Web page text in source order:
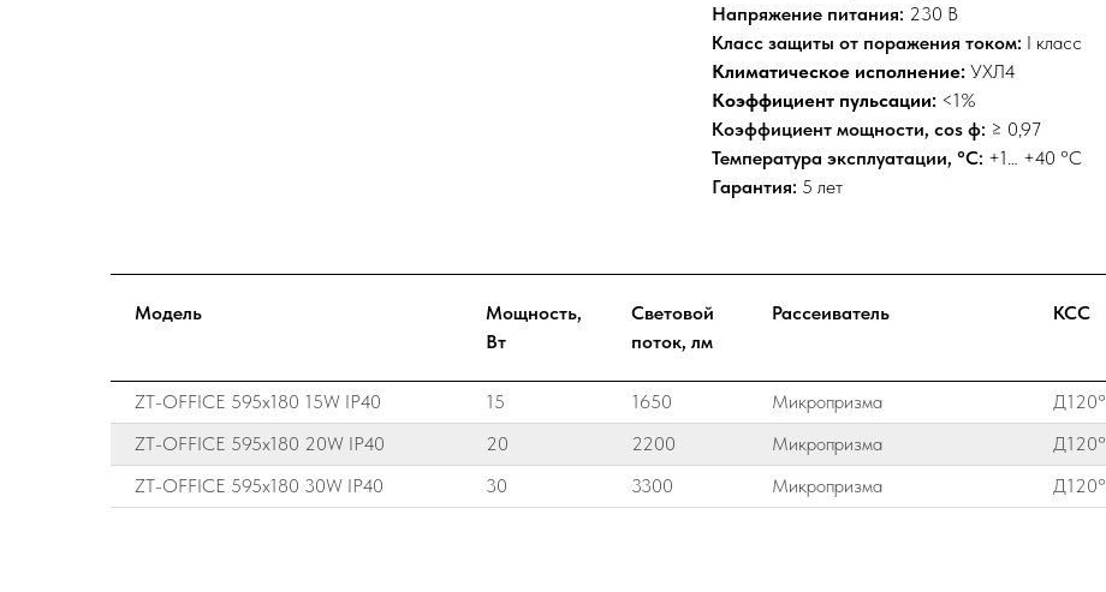
Напряжение питания: 230 В
Класс защиты от поражения током: I класс
Климатическое исполнение: УХЛ4
Коэффициент пульсации: <1%
Коэффициент мощности, cos ф: ≥ 0,97
Температура эксплуатации, °C: +1… +40 °С
Гарантия: 5 лет
Модель
Мощность,
Вт
Световой
поток, лм
Рассеиватель КСС
ZT-OFFICE 595х180 15W IP40 15 1650 Микропризма Д120°
ZT-OFFICE 595х180 20W IP40
20 2200 Микропризма Д120°
ZT-OFFICE 595х180 30W IP40
30 3300 Микропризма Д120°